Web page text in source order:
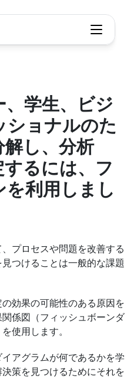
学生、ビジ
ショナルのた
し、分析
するには、フ
を利用しまし
プロセスや問題を改善する
つけることは一般的な課題
効果の可能性のある原因を
係図（フィッシュボーンダ
使用します。
アグラムが何であるかを学
策を見つけるためにそれを